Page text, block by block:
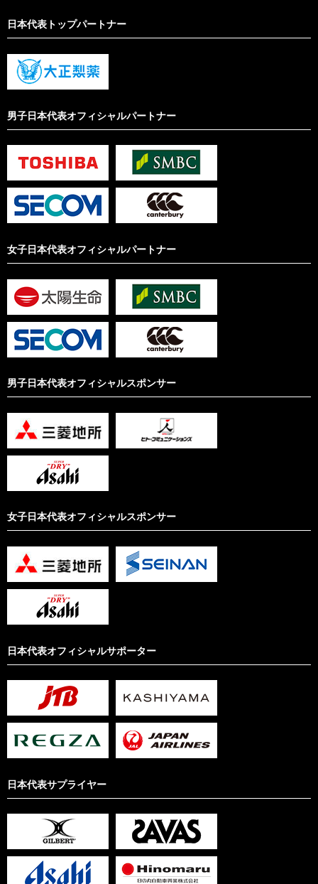
日本代表トップパートナー
男子日本代表オフィシャルパートナー
女子日本代表オフィシャルパートナー
男子日本代表オフィシャルスポンサー
女子日本代表オフィシャルスポンサー
日本代表オフィシャルサポーター
日本代表サプライヤー